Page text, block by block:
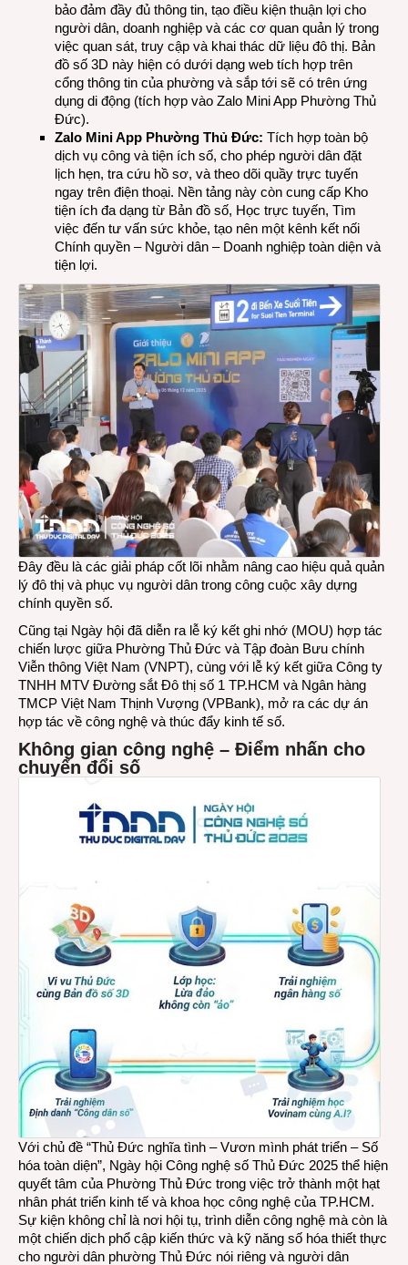
bảo đảm đầy đủ thông tin, tạo điều kiện thuận lợi cho
người dân, doanh nghiệp và các cơ quan quản lý trong
việc quan sát, truy cập và khai thác dữ liệu đô thị. Bản
đồ số 3D này hiện có dưới dạng web tích hợp trên
cổng thông tin của phường và sắp tới sẽ có trên ứng
dụng di động (tích hợp vào Zalo Mini App Phường Thủ
Đức).
Zalo Mini App Phường Thủ Đức: Tích hợp toàn bộ
dịch vụ công và tiện ích số, cho phép người dân đặt
lịch hẹn, tra cứu hồ sơ, và theo dõi quầy trực tuyến
ngay trên điện thoại. Nền tảng này còn cung cấp Kho
tiện ích đa dạng từ Bản đồ số, Học trực tuyến, Tìm
việc đến tư vấn sức khỏe, tạo nên một kênh kết nối
Chính quyền – Người dân – Doanh nghiệp toàn diện và
tiện lợi.
Đây đều là các giải pháp cốt lõi nhằm nâng cao hiệu quả quản
lý đô thị và phục vụ người dân trong công cuộc xây dựng
chính quyền số.
Cũng tại Ngày hội đã diễn ra lễ ký kết ghi nhớ (MOU) hợp tác
chiến lược giữa Phường Thủ Đức và Tập đoàn Bưu chính
Viễn thông Việt Nam (VNPT), cùng với lễ ký kết giữa Công ty
TNHH MTV Đường sắt Đô thị số 1 TP.HCM và Ngân hàng
TMCP Việt Nam Thịnh Vượng (VPBank), mở ra các dự án
hợp tác về công nghệ và thúc đẩy kinh tế số.
Không gian công nghệ – Điểm nhấn cho
chuyển đổi số
Với chủ đề “Thủ Đức nghĩa tình – Vươn mình phát triển – Số
hóa toàn diện”, Ngày hội Công nghệ số Thủ Đức 2025 thể hiện
quyết tâm của Phường Thủ Đức trong việc trở thành một hạt
nhân phát triển kinh tế và khoa học công nghệ của TP.HCM.
Sự kiện không chỉ là nơi hội tụ, trình diễn công nghệ mà còn là
một chiến dịch phổ cập kiến thức và kỹ năng số hóa thiết thực
cho người dân phường Thủ Đức nói riêng và người dân